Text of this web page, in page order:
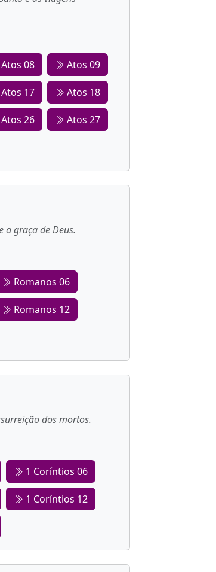
Atos 08 Atos 09
Atos 17 Atos 18
Atos 26 Atos 27
a graça de Deus.
Romanos 06
Romanos 12
dos mortos.
1 Coríntios 06
1 Coríntios 12